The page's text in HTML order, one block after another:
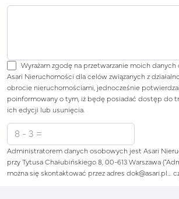
Wyrażam zgodę na przetwarzanie moich
Asari Nieruchomości dla celów związanych z
obrocie nieruchomościami, jednocześnie
poinformowany o tym, iż będę posiadać dostęp do
ich edycji lub usunięcia.
Administratorem danych osobowych jest Asari
przy Tytusa Chałubińskiego 8, 00-613 Warszawa
można się skontaktować przez adres dok@asari.pl…